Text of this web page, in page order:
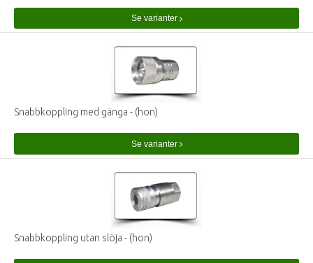
Se varianter
Snabbkoppling med gänga - (hon)
Se varianter
Snabbkoppling utan slöja - (hon)